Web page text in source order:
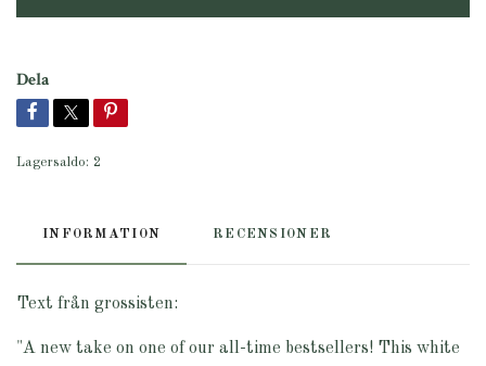
Dela
Lagersaldo: 2
INFORMATION RECENSIONER
Text från grossisten:
"A new take on one of our all-time bestsellers! This white